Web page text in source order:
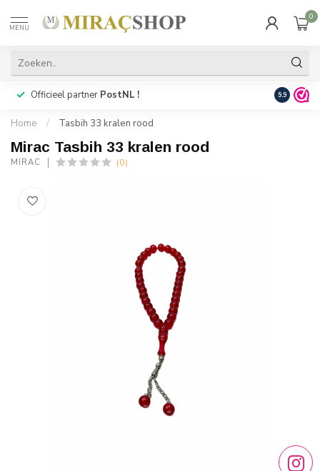
MENU
0
Officieel partner PostNL ! Snelle
9.9
Home / Tasbih 33 kralen rood
Mirac Tasbih 33 kralen rood
MIRAC (0)